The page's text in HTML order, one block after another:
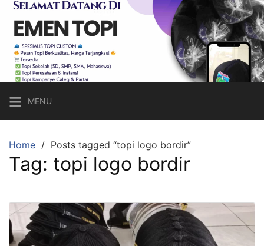
Skip
content
Emen
Topi
Topi
Custom
Harga
Bersahabat!
083821620656
MENU
Home Posts tagged “topi logo bordir”
Tag: topi logo bordir